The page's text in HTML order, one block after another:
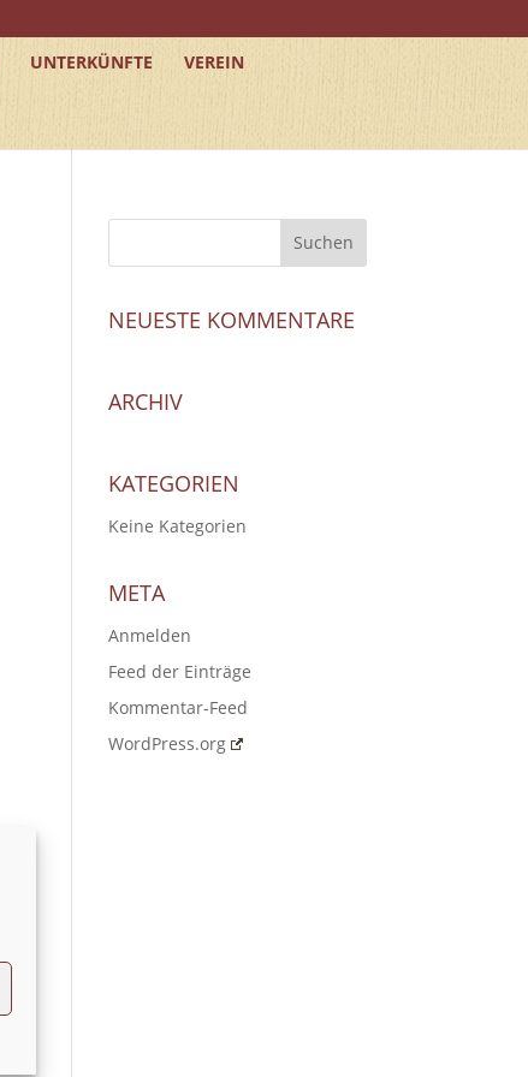
UNTERKÜNFTE
VEREIN
NEUESTE KOMMENTARE
ARCHIV
KATEGORIEN
Keine Kategorien
META
Anmelden
Feed der Einträge
Kommentar-Feed
WordPress.org